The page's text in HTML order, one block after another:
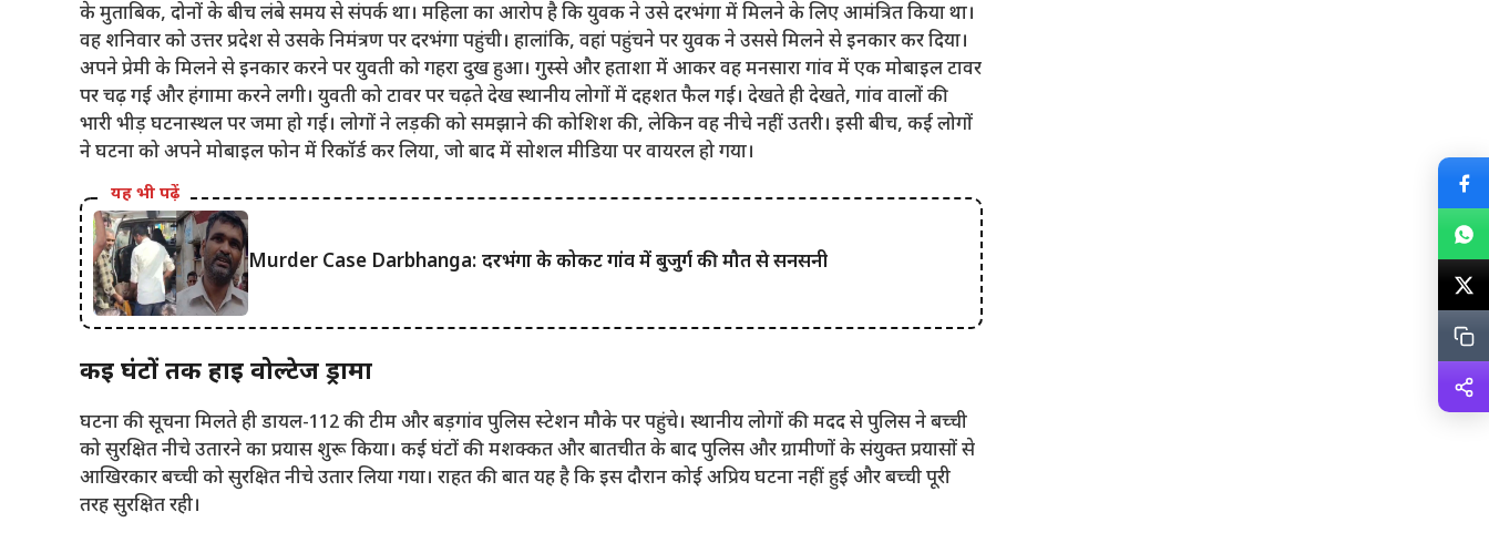
के मुताबिक, दोनों के बीच लंबे समय से संपर्क था। महिला का आरोप है कि युवक ने उसे दरभंगा में मिलने के लिए आमंत्रित किया था।
वह शनिवार को उत्तर प्रदेश से उसके निमंत्रण पर दरभंगा पहुंची। हालांकि, वहां पहुंचने पर युवक ने उससे मिलने से इनकार कर दिया।
अपने प्रेमी के मिलने से इनकार करने पर युवती को गहरा दुख हुआ। गुस्से और हताशा में आकर वह मनसारा गांव में एक मोबाइल टावर
पर चढ़ गई और हंगामा करने लगी। युवती को टावर पर चढ़ते देख स्थानीय लोगों में दहशत फैल गई। देखते ही देखते, गांव वालों की
भारी भीड़ घटनास्थल पर जमा हो गई। लोगों ने लड़की को समझाने की कोशिश की, लेकिन वह नीचे नहीं उतरी। इसी बीच, कई लोगों
ने घटना को अपने मोबाइल फोन में रिकॉर्ड कर लिया, जो बाद में सोशल मीडिया पर वायरल हो गया।
यह भी पढ़ें
Murder Case Darbhanga: दरभंगा के कोकट गांव में बुजुर्ग की मौत से सनसनी
कई घंटों तक हाई वोल्टेज ड्रामा
घटना की सूचना मिलते ही डायल-112 की टीम और बड़गांव पुलिस स्टेशन मौके पर पहुंचे। स्थानीय लोगों की मदद से पुलिस ने बच्ची
को सुरक्षित नीचे उतारने का प्रयास शुरू किया। कई घंटों की मशक्कत और बातचीत के बाद पुलिस और ग्रामीणों के संयुक्त प्रयासों से
आखिरकार बच्ची को सुरक्षित नीचे उतार लिया गया। राहत की बात यह है कि इस दौरान कोई अप्रिय घटना नहीं हुई और बच्ची पूरी
तरह सुरक्षित रही।